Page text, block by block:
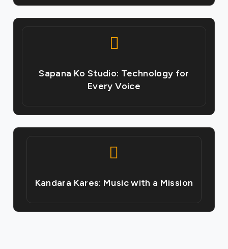
Sapana Ko Studio: Technology for
Every Voice
Kandara Kares: Music with a Mission